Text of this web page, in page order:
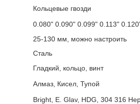
Кольцевые гвозди
0.080" 0.090" 0.099" 0.113"
25-130 мм, можно настроить
Сталь
Гладкий, кольцо, винт
Алмаз, Кисел, Тупой
Bright, E. Glav, HDG, 304 316